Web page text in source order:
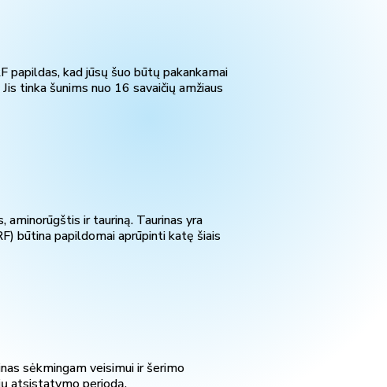
papildas, kad jūsų šuo būtų pakankamai
tinka šunims nuo 16 savaičių amžiaus
ir tauriną. Taurinas yra
būtina papildomai aprūpinti katę šiais
sėkmingam veisimui ir šerimo
atsistatymo periodą.